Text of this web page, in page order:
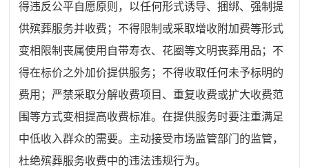
得违反公平自愿原则，以任何形式诱导、捆绑、强制提
供殡葬服务并收费 ； 不得限制或采取增收附加费等形式
变相限制丧属使用自带寿衣、花圈等文明丧葬用品 ； 不
得在标价之外加价提供服务； 不得收取任何未予标明的
费用 ； 严禁采取分解收费项目、重复收费或扩大收费范
围等方式变相提高收费标准。在提供服务时要注重满足
中低收入群众的需要。主动接受市场监管部门的监管，
杜绝殡葬服务收费中的违法违规行为。